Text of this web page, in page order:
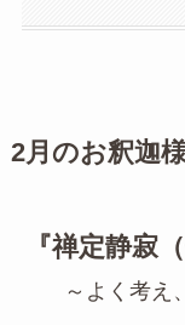
2月のお釈迦
『禅定静寂
～よく考え